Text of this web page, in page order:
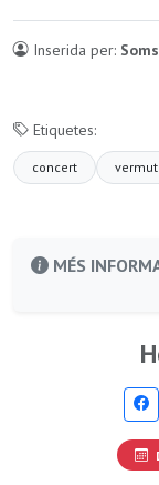
Inserida per:
Etiquetes:
concert vermut
MÉS